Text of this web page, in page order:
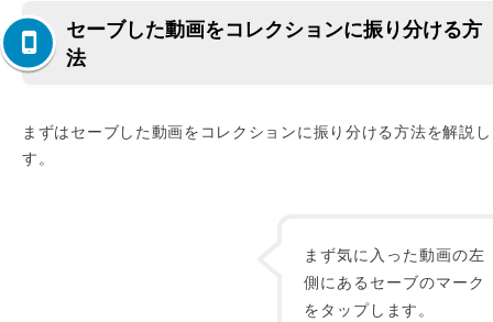
セーブした動画をコレクションに振り分ける方
法
まずはセーブした動画をコレクションに振り分ける方法を解説
す。
まず気に入った動画の左
側にあるセーブのマーク
をタップします。